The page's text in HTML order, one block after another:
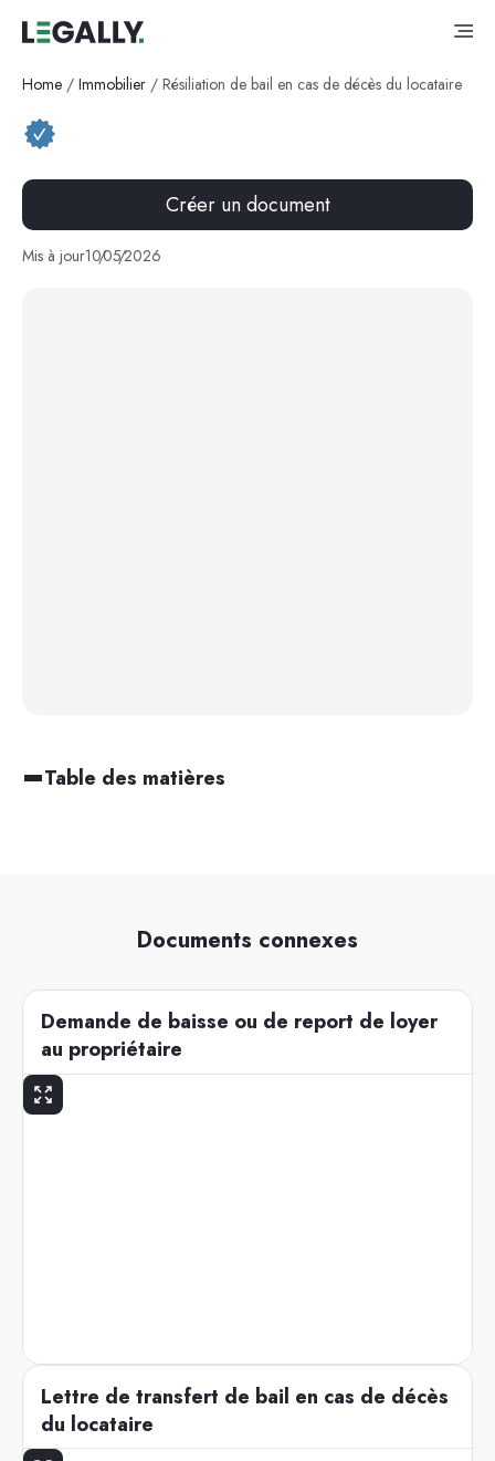
Home / Immobilier / Résiliation de bail en cas de décès du locataire
Créer un document
Mis à jour10/05/2026
Table des matières
Documents connexes
Demande de baisse ou de report de loyer
au propriétaire
Lettre de transfert de bail en cas de décès
du locataire